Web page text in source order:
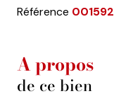
Référence 001592
A propos
de ce bien